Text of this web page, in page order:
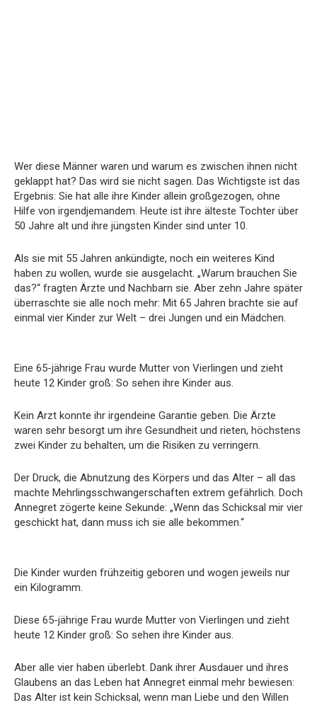
Wer diese Männer waren und warum es zwischen ihnen nicht
geklappt hat? Das wird sie nicht sagen. Das Wichtigste ist das
Ergebnis: Sie hat alle ihre Kinder allein großgezogen, ohne
Hilfe von irgendjemandem. Heute ist ihre älteste Tochter über
50 Jahre alt und ihre jüngsten Kinder sind unter 10.
Als sie mit 55 Jahren ankündigte, noch ein weiteres Kind
haben zu wollen, wurde sie ausgelacht. „Warum brauchen Sie
das?“ fragten Ärzte und Nachbarn sie. Aber zehn Jahre später
überraschte sie alle noch mehr: Mit 65 Jahren brachte sie auf
einmal vier Kinder zur Welt – drei Jungen und ein Mädchen.
Eine 65-jährige Frau wurde Mutter von Vierlingen und zieht
heute 12 Kinder groß: So sehen ihre Kinder aus.
Kein Arzt konnte ihr irgendeine Garantie geben. Die Ärzte
waren sehr besorgt um ihre Gesundheit und rieten, höchstens
zwei Kinder zu behalten, um die Risiken zu verringern.
Der Druck, die Abnutzung des Körpers und das Alter – all das
machte Mehrlingsschwangerschaften extrem gefährlich. Doch
Annegret zögerte keine Sekunde: „Wenn das Schicksal mir vier
geschickt hat, dann muss ich sie alle bekommen.“
Die Kinder wurden frühzeitig geboren und wogen jeweils nur
ein Kilogramm.
Diese 65-jährige Frau wurde Mutter von Vierlingen und zieht
heute 12 Kinder groß: So sehen ihre Kinder aus.
Aber alle vier haben überlebt. Dank ihrer Ausdauer und ihres
Glaubens an das Leben hat Annegret einmal mehr bewiesen:
Das Alter ist kein Schicksal, wenn man Liebe und den Willen